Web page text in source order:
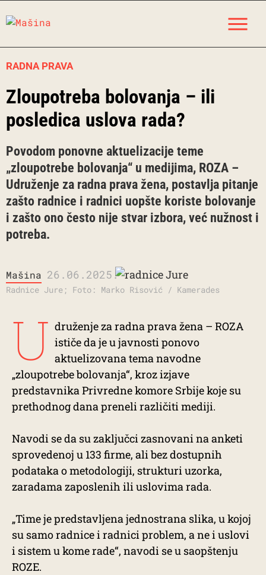
to
RADNA PRAVA
Zloupotreba bolovanja – ili
posledica uslova rada?
Povodom ponovne aktuelizacije teme
„zloupotrebe bolovanja“ u medijima, ROZA –
Udruženje za radna prava žena, postavlja pitanje
zašto radnice i radnici uopšte koriste bolovanje
i zašto ono često nije stvar izbora, već nužnost i
potreba.
Mašina 26.06.2025.
Radnice Jure; Foto: Marko Risović / Kamerades
U druženje za radna prava žena – ROZA
ističe da je u javnosti ponovo
aktuelizovana tema navodne
„zloupotrebe bolovanja“, kroz izjave
predstavnika Privredne komore Srbije koje su
prethodnog dana preneli različiti mediji.
Navodi se da su zaključci zasnovani na anketi
sprovedenoj u 133 firme, ali bez dostupnih
podataka o metodologiji, strukturi uzorka,
zaradama zaposlenih ili uslovima rada.
„Time je predstavljena jednostrana slika, u kojoj
su samo radnice i radnici problem, a ne i uslovi
i sistem u kome rade“, navodi se u saopštenju
ROZE.